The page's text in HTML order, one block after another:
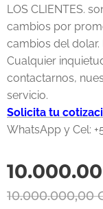
LOS CLIENTES.
cambios por
cambios del dolar.
Cualquier
contactarnos,
servicio.
Solicita tu
WhatsApp y Cel:
10.000.000,00